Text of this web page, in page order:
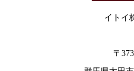
イトイ
〒